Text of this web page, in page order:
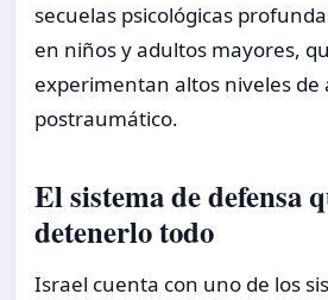
secuelas psicológicas
en niños y adultos mayores,
experimentan altos niveles de
postraumático.
El sistema de defensa
detenerlo todo
Israel cuenta con uno de los